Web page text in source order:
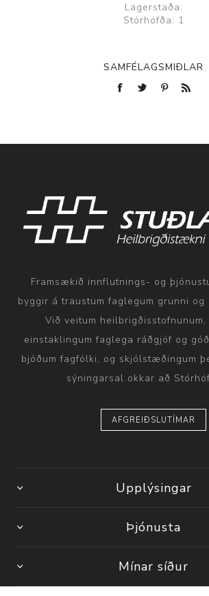
Lagerstaða:
Stórhöfða: 1
SAMFÉLAGSMIÐLAR
Framsækið innflutnings- og
byggir á traustum faglegum grunni og
Við veitum
einstaklingum faglega ráðgjöf og
bjóðum fagfólki, og skjólstæðingum
sýningarsal okkar að
AFGREIÐSLUTÍMAR
Upplýsingar
Þjónusta
Mínar síður